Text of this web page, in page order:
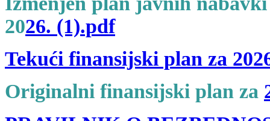
2026. (1).pdf
Tekući finansijski plan zа
Originalni finansijski plan za